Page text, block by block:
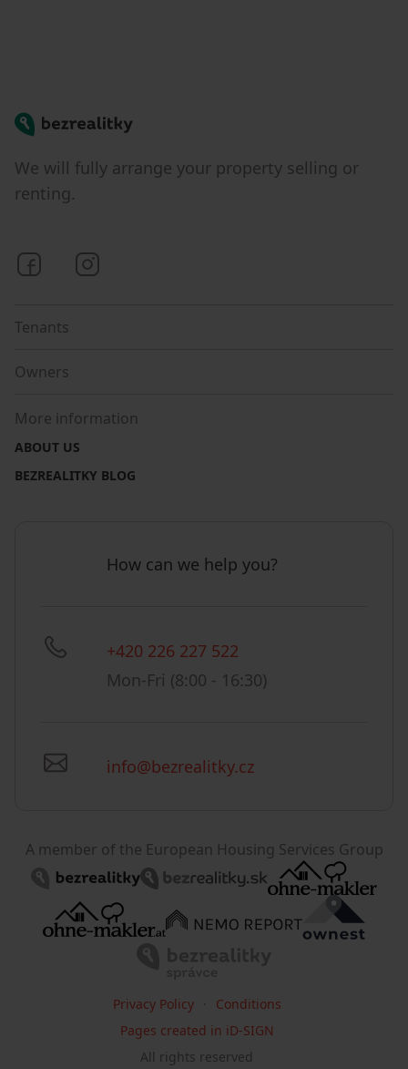
Bezrealitky
We will fully arrange your property selling or
renting.
Bezrealitky on Facebook
Tenants
Owners
More information
ABOUT US
BEZREALITKY BLOG
How can we help you?
+420 226 227 522
Mon-Fri (8:00 - 16:30)
info@bezrealitky.cz
A member of the European Housing Services Group
All rights reserved
Privacy Policy
Conditions
Pages created in iD-SIGN